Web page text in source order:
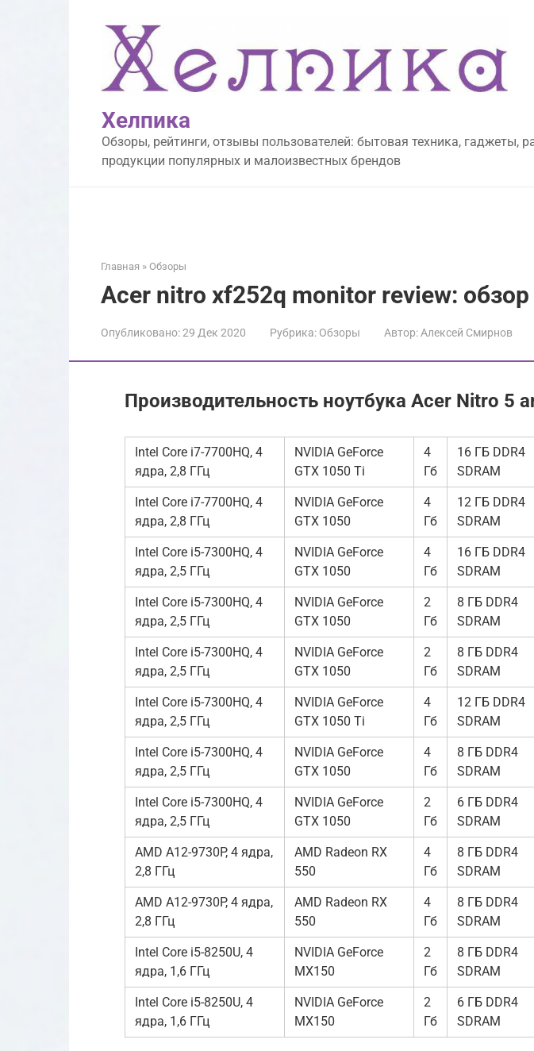
Хелпика
Обзоры, рейтинги, отзывы пользователей: бытовая техника, гаджеты,
продукции популярных и малоизвестных брендов
Главная » Обзоры
Acer nitro xf252q monitor review: обзор
Опубликовано:29 Дек 2020 Рубрика: Обзоры Автор: Алексей Смирнов
Производительность ноутбука Acer Nitro 5
Intel Core i7-7700HQ, 4
ядра, 2,8 ГГц
NVIDIA GeForce
GTX 1050 Ti
4
Гб
16 ГБ DDR4
SDRAM
Intel Core i7-7700HQ, 4
ядра, 2,8 ГГц
NVIDIA GeForce
GTX 1050
4
Гб
12 ГБ DDR4
SDRAM
Intel Core i5-7300HQ, 4
ядра, 2,5 ГГц
NVIDIA GeForce
GTX 1050
4
Гб
16 ГБ DDR4
SDRAM
Intel Core i5-7300HQ, 4
ядра, 2,5 ГГц
NVIDIA GeForce
GTX 1050
2
Гб
8 ГБ DDR4
SDRAM
Intel Core i5-7300HQ, 4
ядра, 2,5 ГГц
NVIDIA GeForce
GTX 1050
2
Гб
8 ГБ DDR4
SDRAM
Intel Core i5-7300HQ, 4
ядра, 2,5 ГГц
NVIDIA GeForce
GTX 1050 Ti
4
Гб
12 ГБ DDR4
SDRAM
Intel Core i5-7300HQ, 4
ядра, 2,5 ГГц
NVIDIA GeForce
GTX 1050
4
Гб
8 ГБ DDR4
SDRAM
Intel Core i5-7300HQ, 4
ядра, 2,5 ГГц
NVIDIA GeForce
GTX 1050
2
Гб
6 ГБ DDR4
SDRAM
AMD A12-9730P, 4 ядра,
2,8 ГГц
AMD Radeon RX
550
4
Гб
8 ГБ DDR4
SDRAM
AMD A12-9730P, 4 ядра,
2,8 ГГц
AMD Radeon RX
550
4
Гб
8 ГБ DDR4
SDRAM
Intel Core i5-8250U, 4
ядра, 1,6 ГГц
NVIDIA GeForce
MX150
2
Гб
8 ГБ DDR4
SDRAM
Intel Core i5-8250U, 4
ядра, 1,6 ГГц
NVIDIA GeForce
MX150
2
Гб
6 ГБ DDR4
SDRAM